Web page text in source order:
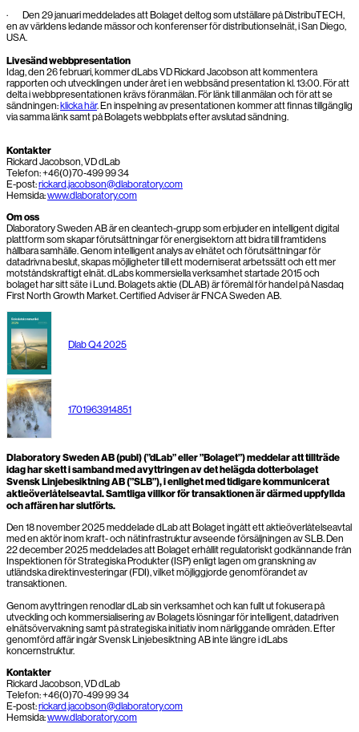
· Den 29 januari meddelades att Bolaget deltog som utställare på DistribuTECH,
en av världens ledande mässor och konferenser för distributionselnät, i San Diego,
USA.
Livesänd webbpresentation
Idag, den 26 februari, kommer dLabs VD Rickard Jacobson att kommentera
rapporten och utvecklingen under året i en webbsänd presentation kl. 13:00. För att
delta i webbpresentationen krävs föranmälan. För länk till anmälan och för att se
sändningen: klicka här. En inspelning av presentationen kommer att finnas tillgänglig
via samma länk samt på Bolagets webbplats efter avslutad sändning.
Kontakter
Rickard Jacobson, VD dLab
Telefon: +46(0)70-499 99 34
E-post:rickard.jacobson@dlaboratory.com
Hemsida:www.dlaboratory.com
Om oss
Dlaboratory Sweden AB är en cleantech-grupp som erbjuder en intelligent digital
plattform som skapar förutsättningar för energisektorn att bidra till framtidens
hållbara samhälle. Genom intelligent analys av elnätet och förutsättningar för
datadrivna beslut, skapas möjligheter till ett moderniserat arbetssätt och ett mer
motståndskraftigt elnät. dLabs kommersiella verksamhet startade 2015 och
bolaget har sitt säte i Lund. Bolagets aktie (DLAB) är föremål för handel på Nasdaq
First North Growth Market. Certified Adviser är FNCA Sweden AB.
Dlab Q4 2025
1701963914851
Dlaboratory Sweden AB (publ) (”dLab” eller ”Bolaget”) meddelar att tillträde
idag har skett i samband med avyttringen av det helägda dotterbolaget
Svensk Linjebesiktning AB (”SLB”), i enlighet med tidigare kommunicerat
aktieöverlåtelseavtal. Samtliga villkor för transaktionen är därmed uppfyllda
och affären har slutförts.
Den 18 november 2025 meddelade dLab att Bolaget ingått ett aktieöverlåtelseavtal
med en aktör inom kraft- och nätinfrastruktur avseende försäljningen av SLB. Den
22 december 2025 meddelades att Bolaget erhållit regulatoriskt godkännande från
Inspektionen för Strategiska Produkter (ISP) enligt lagen om granskning av
utländska direktinvesteringar (FDI), vilket möjliggjorde genomförandet av
transaktionen.
Genom avyttringen renodlar dLab sin verksamhet och kan fullt ut fokusera på
utveckling och kommersialisering av Bolagets lösningar för intelligent, datadriven
elnätsövervakning samt på strategiska initiativ inom närliggande områden. Efter
genomförd affär ingår Svensk Linjebesiktning AB inte längre i dLabs
koncernstruktur.
Kontakter
Rickard Jacobson, VD dLab
Telefon: +46(0)70-499 99 34
E-post:rickard.jacobson@dlaboratory.com
Hemsida:www.dlaboratory.com